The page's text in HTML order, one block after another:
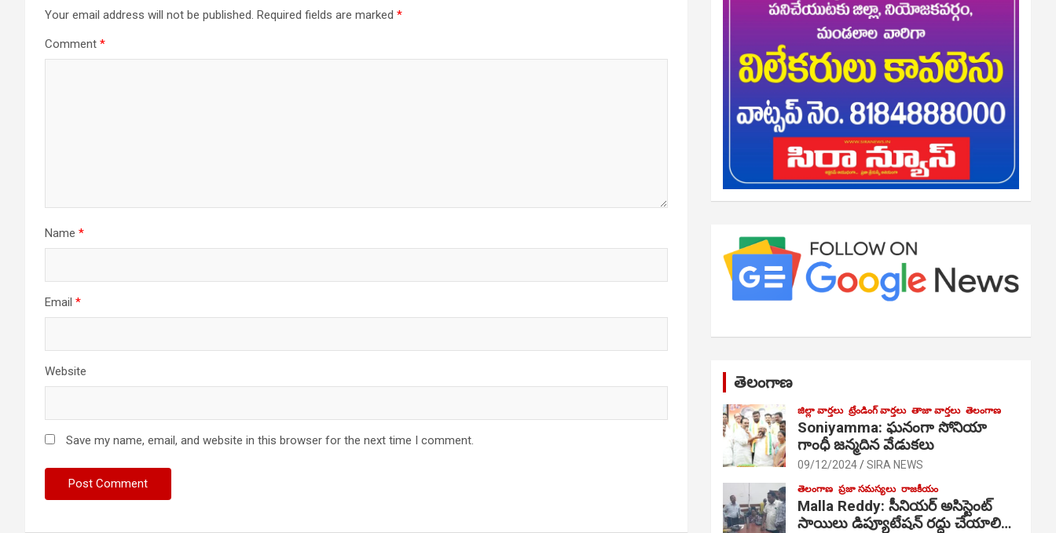
Your email address will not be published. Required fields are marked *
Comment *
Name *
Email *
Website
Save my name, email, and website in this browser for the next time I comment.
తెలంగాణ
జిల్లా వార్తలు ట్రేండింగ్ వార్తలు తాజా వార్తలు తెలంగాణ
Soniyamma: ఘ‌నంగా సోనియా
గాంధీ జ‌న్మ‌దిన వేడుక‌లు
09/12/2024 SIRA NEWS
తెలంగాణ ప్రజా సమస్యలు రాజకీయం
Malla Reddy: సీనియర్ అసిస్టెంట్
సాయిలు డిప్యూటేషన్ రద్దు చేయాలి…